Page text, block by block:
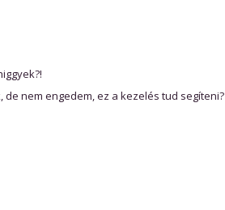
nem engedem, ez a kezelés tud segíteni?